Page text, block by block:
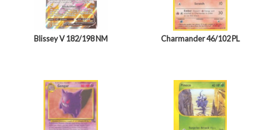
Blissey V 182/198 NM Charmander 46/102 PL